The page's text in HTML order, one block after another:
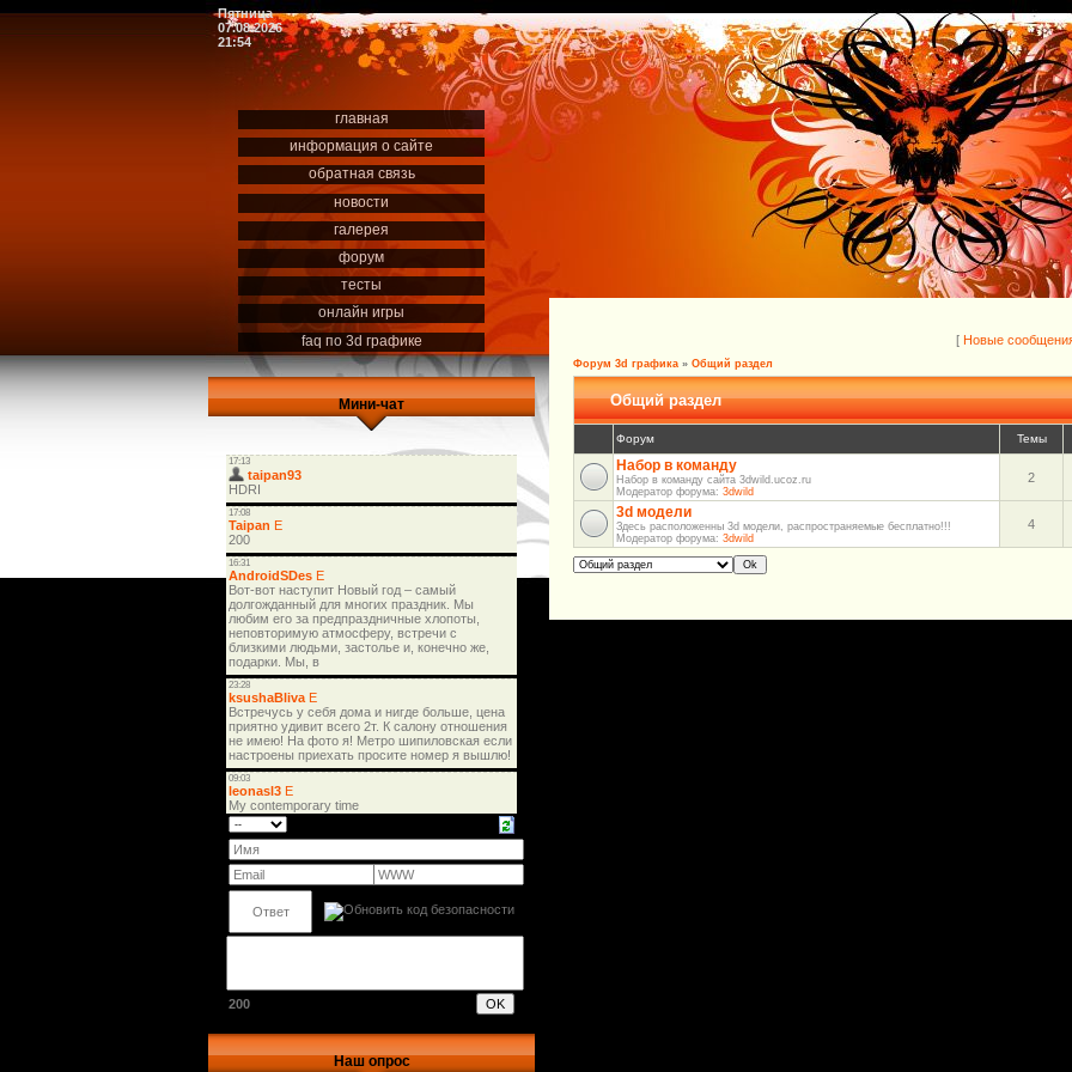
Пятница
07.08.2026
21:54
главная
информация о сайте
обратная связь
новости
галерея
форум
тесты
онлайн игры
faq по 3d графике
Мини-чат
200
Наш опрос
[ Новые
Форум 3d графика » Общий раздел
Общий раздел
Форум Темы
Набор в команду
Набор в команду сайта 3dwild.ucoz.ru
Модератор форума: 3dwild
2
3d модели
Здесь расположенны 3d модели, распространяемые бесплатно!!!
Модератор форума: 3dwild
4